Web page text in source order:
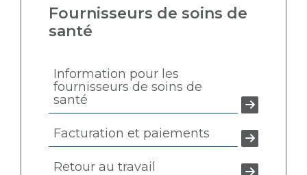
Fournisseurs de soins de
santé
Information pour les
fournisseurs de soins de
santé
Facturation et paiements
Retour au travail